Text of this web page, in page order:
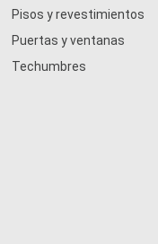
Pisos y revestimientos
Puertas y ventanas
Techumbres